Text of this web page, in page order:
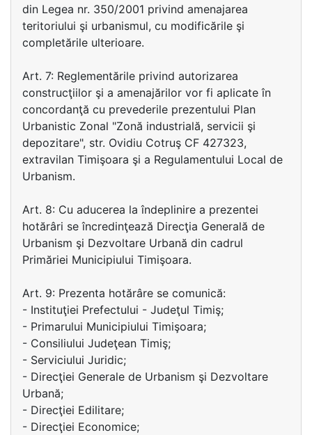
din Legea nr. 350/2001 privind amenajarea
teritoriului şi urbanismul, cu modificările şi
completările ulterioare.
Art. 7: Reglementările privind autorizarea
construcţiilor şi a amenajărilor vor fi aplicate în
concordanţă cu prevederile prezentului Plan
Urbanistic Zonal "Zonă industrială, servicii şi
depozitare", str. Ovidiu Cotruş CF 427323,
extravilan Timişoara şi a Regulamentului Local de
Urbanism.
Art. 8: Cu aducerea la îndeplinire a prezentei
hotărâri se încredinţează Direcţia Generală de
Urbanism şi Dezvoltare Urbană din cadrul
Primăriei Municipiului Timişoara.
Art. 9: Prezenta hotărâre se comunică:
- Instituţiei Prefectului - Judeţul Timiş;
- Primarului Municipiului Timişoara;
- Consiliului Judeţean Timiş;
- Serviciului Juridic;
- Direcţiei Generale de Urbanism şi Dezvoltare
Urbană;
- Direcţiei Edilitare;
- Direcţiei Economice;